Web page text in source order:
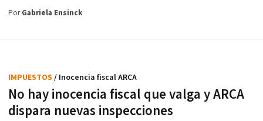
PorGabriela Ensinck
No hay inocencia fiscal que valga y ARCA
dispara nuevas inspecciones
IMPUESTOS / Inocencia fiscal ARCA